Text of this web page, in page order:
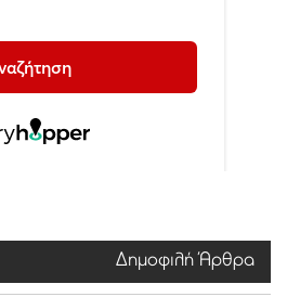
Δημοφιλή Άρθρα